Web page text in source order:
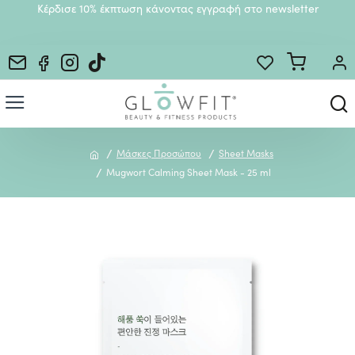
Κέρδισε 10% έκπτωση κάνοντας εγγραφή στο newsletter
Μάσκες Προσώπου
Sheet Masks
Mugwort Calming Sheet Mask - 25 ml